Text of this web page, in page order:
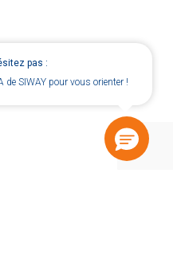
pas :
SIWAY pour vous orienter !